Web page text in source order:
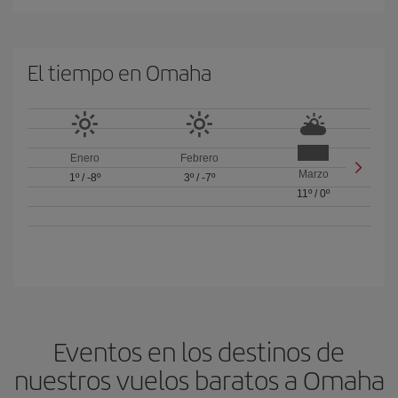
El tiempo en Omaha
Enero
1º/ -8º
Febrero
3º/ -7º
Marzo
11º /0º
Eventos en los destinos de
nuestros vuelos baratos a Omaha